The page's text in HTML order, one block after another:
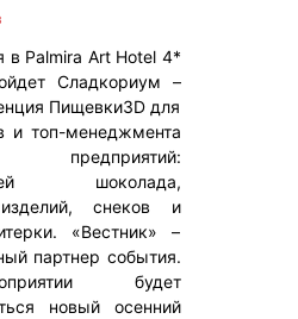
в Palmira Art Hotel 4*
Сладкориум –
Пищевки3D для
и топ-менеджмента
предприятий:
шоколада,
снеков и
«Вестник» –
партнер события.
будет
новый осенний